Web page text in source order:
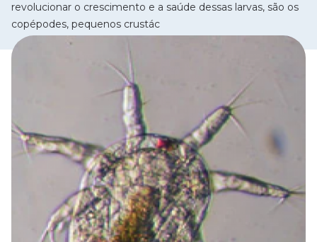
revolucionar o crescimento e a saúde dessas larvas, são os
copépodes, pequenos crustác